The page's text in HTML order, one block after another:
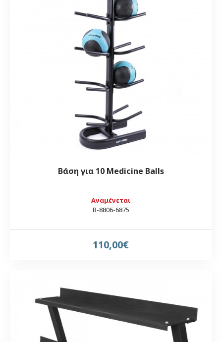
Αναμένεται
Β-8806-6875
Βάση για 10 Medicine Balls
110,00€